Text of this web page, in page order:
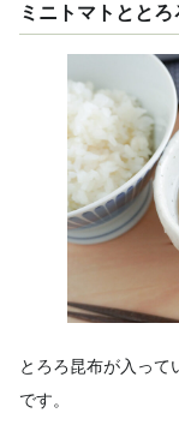
ミニトマトとと
とろろ昆布が入って
です。